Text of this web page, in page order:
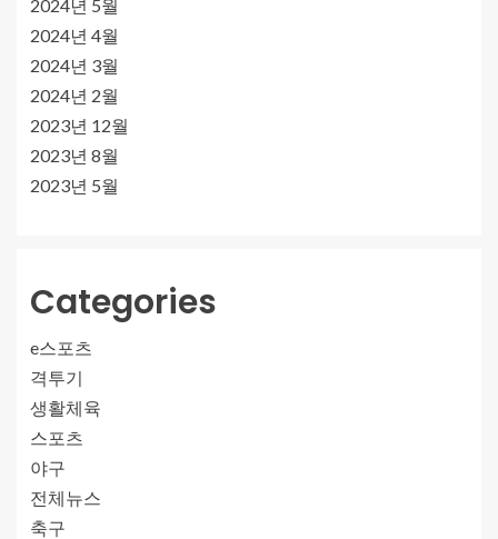
2024년 5월
2024년 4월
2024년 3월
2024년 2월
2023년 12월
2023년 8월
2023년 5월
Categories
e스포츠
격투기
생활체육
스포츠
야구
전체뉴스
축구